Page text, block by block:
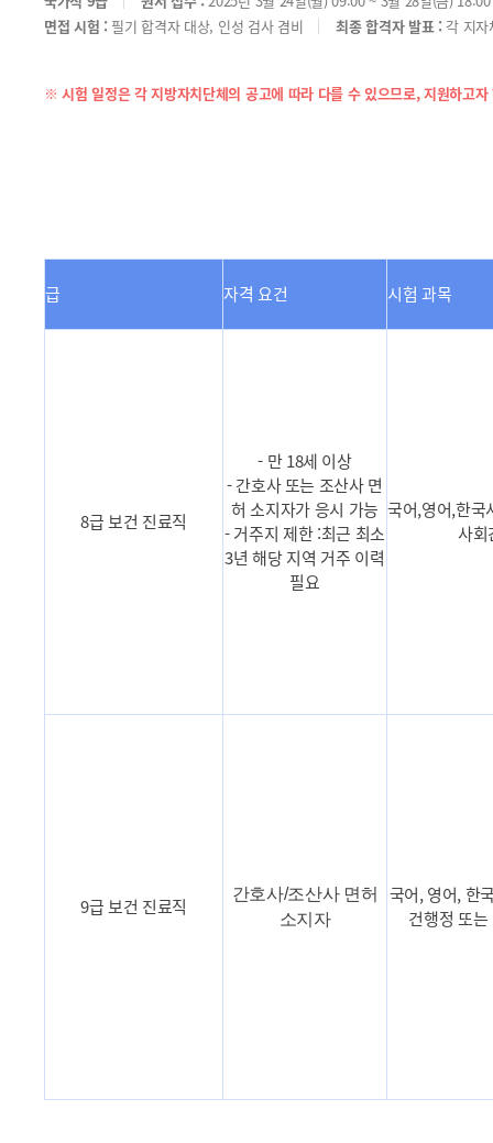
면접 시험 :필기 합격자 대상, 인성 검사 겸비 최종 합격자 발표 :각 지자
※ 시험 일정은 각 지방자치단체의 공고에 따라 다를 수 있으므로, 지원하고
급 자격 요건 시험 과목
8급 보건 진료직
- 만 18세 이상
- 간호사 또는 조산사 면
허 소지자가 응시 가능
- 거주지 제한 :최근 최소
3년 해당 지역 거주 이력
필요
국어,영어,한국
사회
9급 보건 진료직
간호사/조산사 면허
소지자
국어, 영어, 한
건행정 또